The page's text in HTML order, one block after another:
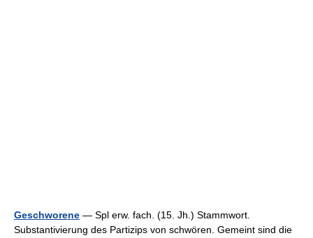
Geschworene — Spl erw. fach. (15. Jh.) Stammwort.
Substantivierung des Partizips von schwören. Gemeint sind die